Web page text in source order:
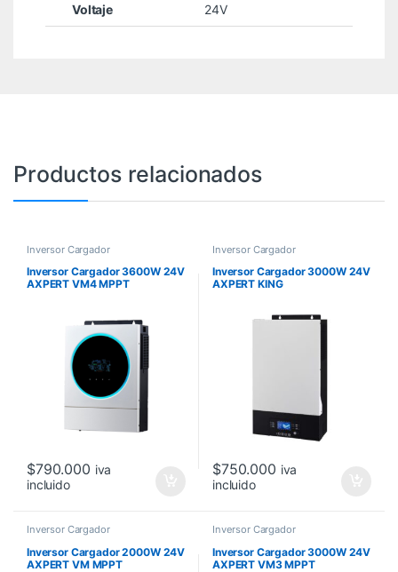
Voltaje 24V
Productos relacionados
Inversor Cargador
Inversor Cargador 3600W 24V
AXPERT VM4 MPPT
$790.000 iva
incluido
Inversor Cargador
Inversor Cargador 3000W 24V
AXPERT KING
$750.000 iva
incluido
Inversor Cargador
Inversor Cargador 2000W 24V
AXPERT VM MPPT
Inversor Cargador
Inversor Cargador 3000W 24V
AXPERT VM3 MPPT